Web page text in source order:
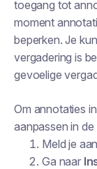
toegang tot
moment
beperken. Je
vergadering is
gevoelige
Om annotaties
aanpassen in
Meld je
Ga naar